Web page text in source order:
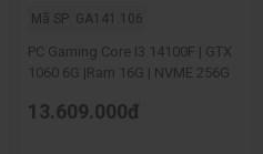
Mã SP: GA141.106
PC Gaming Core I3 14100F | GTX
1060 6G |Ram 16G | NVME 256G
13.609.000đ